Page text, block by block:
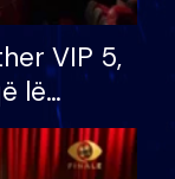
VIP 5,
lë
për